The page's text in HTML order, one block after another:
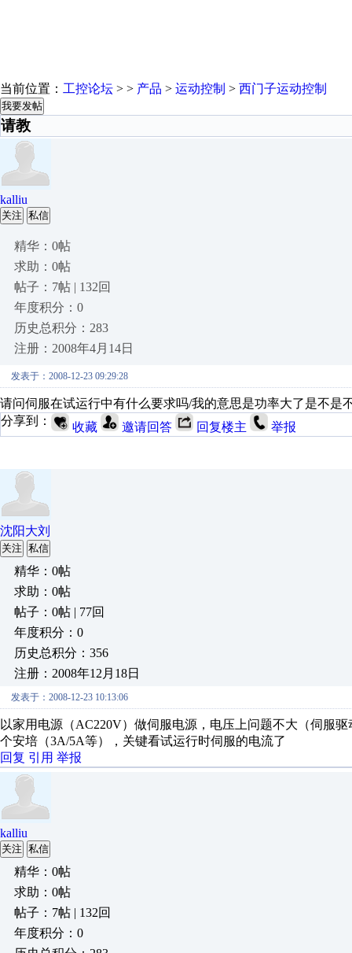
当前位置： 工控论坛 > > 产品 > 运动控制 > 西门子运动控制
我要发帖
请教
kalliu
关注 私信
精华：0帖
求助：0帖
帖子：7帖 | 132回
年度积分：0
历史总积分：283
注册：2008年4月14日
发表于：2008-12-23 09:29:28
请问伺服在试运行中有什么要求吗/我的意思是功率大了是不是
分享到：
收藏 邀请回答 回复楼主 举报
沈阳大刘
关注 私信
精华：0帖
求助：0帖
帖子：0帖 | 77回
年度积分：0
历史总积分：356
注册：2008年12月18日
发表于：2008-12-23 10:13:06
以家用电源（AC220V）做伺服电源，电压上问题不大（伺服
个安培（3A/5A等），关键看试运行时伺服的电流了
回复 引用 举报
kalliu
关注 私信
精华：0帖
求助：0帖
帖子：7帖 | 132回
年度积分：0